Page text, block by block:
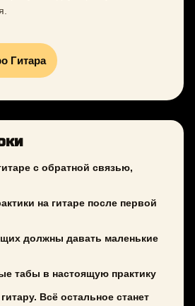
Гитара
с обратной связью,
на гитаре после первой
должны давать маленькие
табы в настоящую практику
Всё остальное станет